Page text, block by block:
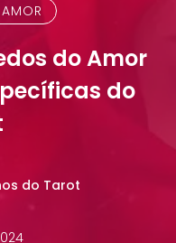
do Amor
do
do Tarot